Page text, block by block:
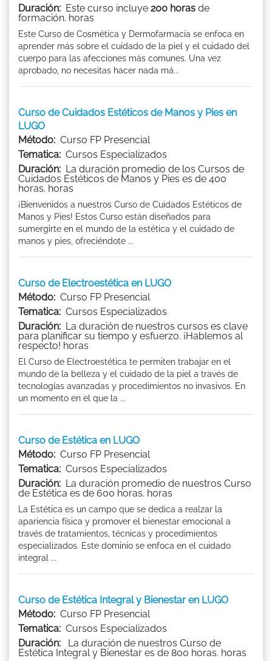
Duración: Este curso incluye 200 horas de
formación. horas
Este Curso de Cosmética y Dermofarmacia se enfoca en
aprender más sobre el cuidado de la piel y el cuidado del
cuerpo para las afecciones más comunes. Una vez
aprobado, no necesitas hacer nada má...
Curso de Cuidados Estéticos de Manos y Pies en
LUGO
Método: Curso FP Presencial
Tematica: Cursos Especializados
Duración: La duración promedio de los Cursos de
Cuidados Estéticos de Manos y Pies es de 400
horas. horas
¡Bienvenidos a nuestros Curso de Cuidados Estéticos de
Manos y Pies! Estos Curso están diseñados para
sumergirte en el mundo de la estética y el cuidado de
manos y pies, ofreciéndote ...
Curso de Electroestética en LUGO
Método: Curso FP Presencial
Tematica: Cursos Especializados
Duración: La duración de nuestros cursos es clave
para planificar su tiempo y esfuerzo. ¡Hablemos al
respecto! horas
El Curso de Electroestética te permiten trabajar en el
mundo de la belleza y el cuidado de la piel a través de
tecnologías avanzadas y procedimientos no invasivos. En
un momento en el que la ...
Curso de Estética en LUGO
Método: Curso FP Presencial
Tematica: Cursos Especializados
Duración: La duración promedio de nuestros Curso
de Estética es de 600 horas. horas
La Estética es un campo que se dedica a realzar la
apariencia física y promover el bienestar emocional a
través de tratamientos, técnicas y procedimientos
especializados. Este dominio se enfoca en el cuidado
integral ...
Curso de Estética Integral y Bienestar en LUGO
Método: Curso FP Presencial
Tematica: Cursos Especializados
Duración:
La duración de nuestros Curso de
Estética Integral y Bienestar es de 800 horas. horas